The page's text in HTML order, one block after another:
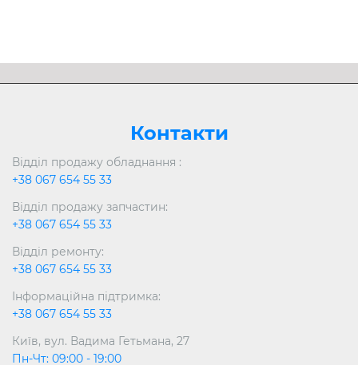
Контакти
Відділ продажу обладнання :
+38 067 654 55 33
Відділ продажу запчастин:
+38 067 654 55 33
Відділ ремонту:
+38 067 654 55 33
Інформаційна підтримка:
+38 067 654 55 33
Київ, вул. Вадима Гетьмана, 27
Пн-Чт: 09:00 - 19:00